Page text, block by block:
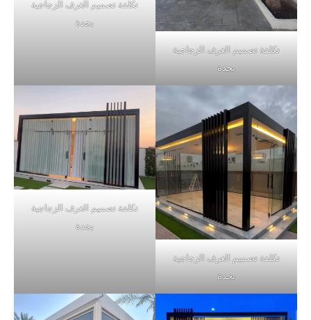
تكلفة تصميم الغرف الزجاجية
بجدة
تكلفة تصميم الغرف الزجاجية
بجدة
تكلفة تصميم الغرف الزجاجية
بجدة
تكلفة تصميم الغرف الزجاجية
بجدة